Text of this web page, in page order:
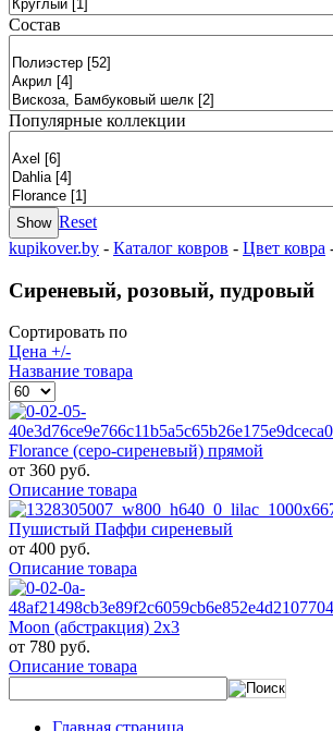
Состав
Популярные коллекции
Reset
kupikover.by - Каталог ковров - Цвет ковра
Сиреневый, розовый, пудровый
Сортировать по
Цена +/-
Название товара
Florance (серо-сиреневый) прямой
от 360 руб.
Описание товара
Пушистый Паффи сиреневый
от 400 руб.
Описание товара
Moon (абстракция) 2х3
от 780 руб.
Описание товара